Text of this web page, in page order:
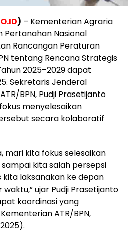
) – Kementerian Agraria
Pertanahan Nasional
Rancangan Peraturan
tentang Rencana Strategis
2025–2029 dapat
Sekretaris Jenderal
BPN, Pudji Prasetijanto
menyelesaikan
secara kolaboratif
mari kita fokus selesaikan
kita salah persepsi
laksanakan ke depan
ujar Pudji Prasetijanto
koordinasi yang
ATR/BPN,